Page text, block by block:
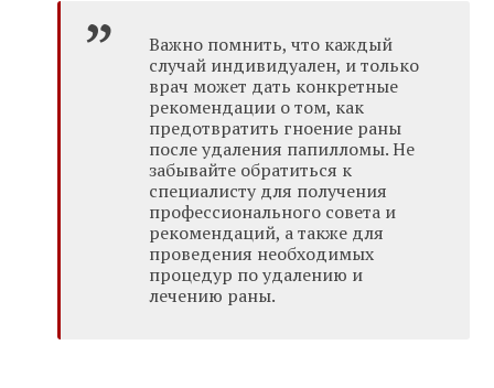
Важно помнить, что каждый
случай индивидуален, и только
врач может дать конкретные
рекомендации о том, как
предотвратить гноение раны
после удаления папилломы. Не
забывайте обратиться к
специалисту для получения
профессионального совета и
рекомендаций, а также для
проведения необходимых
процедур по удалению и
лечению раны.